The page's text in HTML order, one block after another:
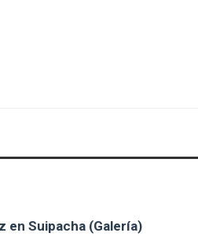
en Suipacha (Galería)